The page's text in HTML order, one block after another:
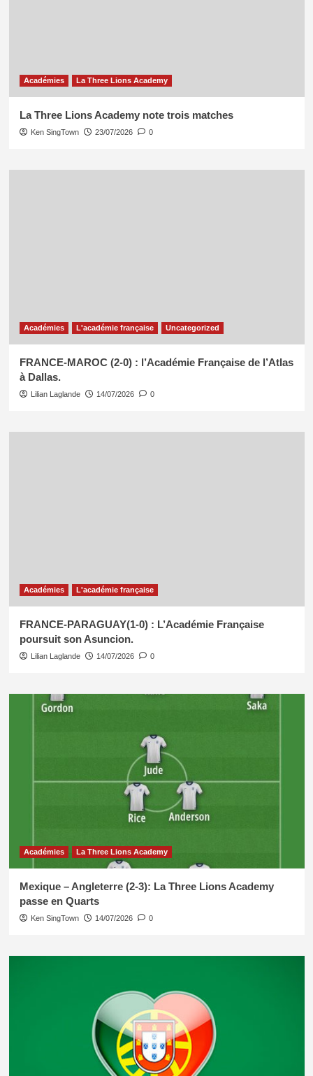
Académies La Three Lions Academy
La Three Lions Academy note trois matches
Ken SingTown 23/07/2026 0
Académies L'académie française Uncategorized
FRANCE-MAROC (2-0) : l’Académie Française de l’Atlas
à Dallas.
Lilian Laglande 14/07/2026 0
Académies L'académie française
FRANCE-PARAGUAY(1-0) : L’Académie Française
poursuit son Asuncion.
Lilian Laglande 14/07/2026 0
Académies La Three Lions Academy
Mexique – Angleterre (2-3): La Three Lions Academy
passe en Quarts
Ken SingTown 14/07/2026 0